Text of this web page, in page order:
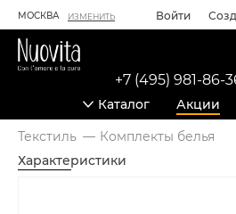
МОСКВА ИЗМЕНИТЬ Войти
Каталог Акции
+7 (495) 981-86-
Текстиль
Комплекты белья
Характеристики